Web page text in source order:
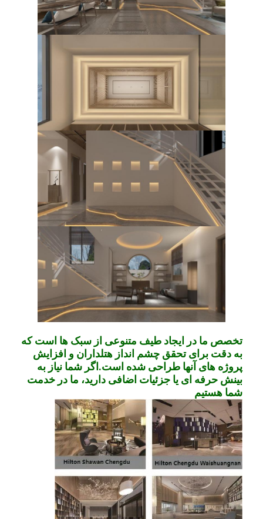
مبلمان ویلا
مبلمان آپارتمان
مبلمان باشگاه تجاری
مبلمان اداری
اثاث ثابت
مبلمان روکش شده
تخصص ما در ایجاد طیف متنوعی از سبک ها است که
به دقت برای تحقق چشم انداز هتلداران و افزایش
پروژه های آنها طراحی شده است.اگر شما نیاز به
بینش حرفه ای یا جزئیات اضافی دارید، ما در خدمت
شما هستيم